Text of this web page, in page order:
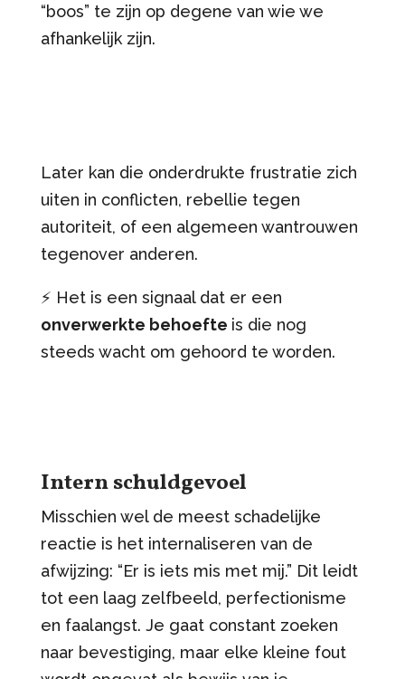
“boos” te zijn op degene van wie we
afhankelijk zijn.
Later kan die onderdrukte frustratie zich
uiten in conflicten, rebellie tegen
autoriteit, of een algemeen wantrouwen
tegenover anderen.
⚡️ Het is een signaal dat er een
onverwerkte behoefte is die nog
steeds wacht om gehoord te worden.
Intern schuldgevoel
Misschien wel de meest schadelijke
reactie is het internaliseren van de
afwijzing: “Er is iets mis met mij.” Dit leidt
tot een laag zelfbeeld, perfectionisme
en faalangst. Je gaat constant zoeken
naar bevestiging, maar elke kleine fout